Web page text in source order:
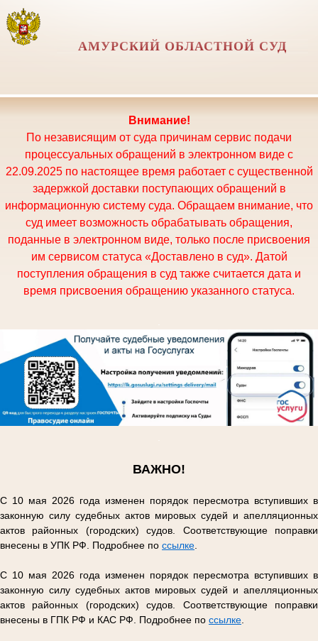
АМУРСКИЙ ОБЛАСТНОЙ СУД
Внимание!
По независящим от суда причинам сервис подачи
процессуальных обращений в электронном виде с
22.09.2025 по настоящее время работает с существенной
задержкой доставки поступающих обращений в
информационную систему суда. Обращаем внимание, что
суд имеет возможность обрабатывать обращения,
поданные в электронном виде, только после присвоения
им сервисом статуса «Доставлено в суд». Датой
поступления обращения в суд также считается дата и
время присвоения обращению указанного статуса.
ВАЖНО!
С 10 мая 2026 года изменен порядок пересмотра вступивших в
законную силу судебных актов мировых судей и апелляционных
актов районных (городских) судов. Соответствующие поправки
внесены в УПК РФ. Подробнее по ссылке
С 10 мая 2026 года изменен порядок пересмотра вступивших в
законную силу судебных актов мировых судей и апелляционных
актов районных (городских) судов. Соответствующие поправки
внесены в ГПК РФ и КАС РФ. Подробнее по ссылке